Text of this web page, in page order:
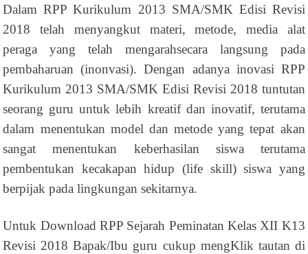
Dalam RPP Kurikulum 2013 SMA/SMK Edisi Revisi
2018 telah menyangkut materi, metode, media alat
peraga yang telah mengarahsecara langsung pada
pembaharuan (inonvasi). Dengan adanya inovasi RPP
Kurikulum 2013 SMA/SMK Edisi Revisi 2018 tuntutan
seorang guru untuk lebih kreatif dan inovatif, terutama
dalam menentukan model dan metode yang tepat akan
sangat menentukan keberhasilan siswa terutama
pembentukan kecakapan hidup (life skill) siswa yang
berpijak pada lingkungan sekitarnya.
Untuk Download RPP Sejarah Peminatan Kelas XII K13
Revisi 2018 Bapak/Ibu guru cukup mengKlik tautan di